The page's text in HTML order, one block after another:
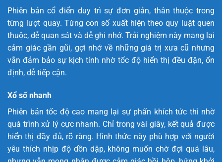
Phiên bản cổ điển duy trì sự đơn giản, thân thuộc trong
từng lượt quay. Từng con số xuất hiện theo quy luật quen
thuộc, dễ quan sát và dễ ghi nhớ. Trải nghiệm này mang lại
cảm giác gần gũi, gợi nhớ về những giá trị xưa cũ nhưng
vẫn đảm bảo sự kịch tính nhờ tốc độ hiển thị đều đặn, ổn
định, dễ tiếp cận.
Xổ số nhanh
Phiên bản tốc độ cao mang lại sự phấn khích tức thì nhờ
quá trình xử lý cực nhanh. Chỉ trong vài giây, kết quả được
hiển thị đầy đủ, rõ ràng. Hình thức này phù hợp với người
yêu thích nhịp độ dồn dập, không muốn chờ đợi quá lâu,